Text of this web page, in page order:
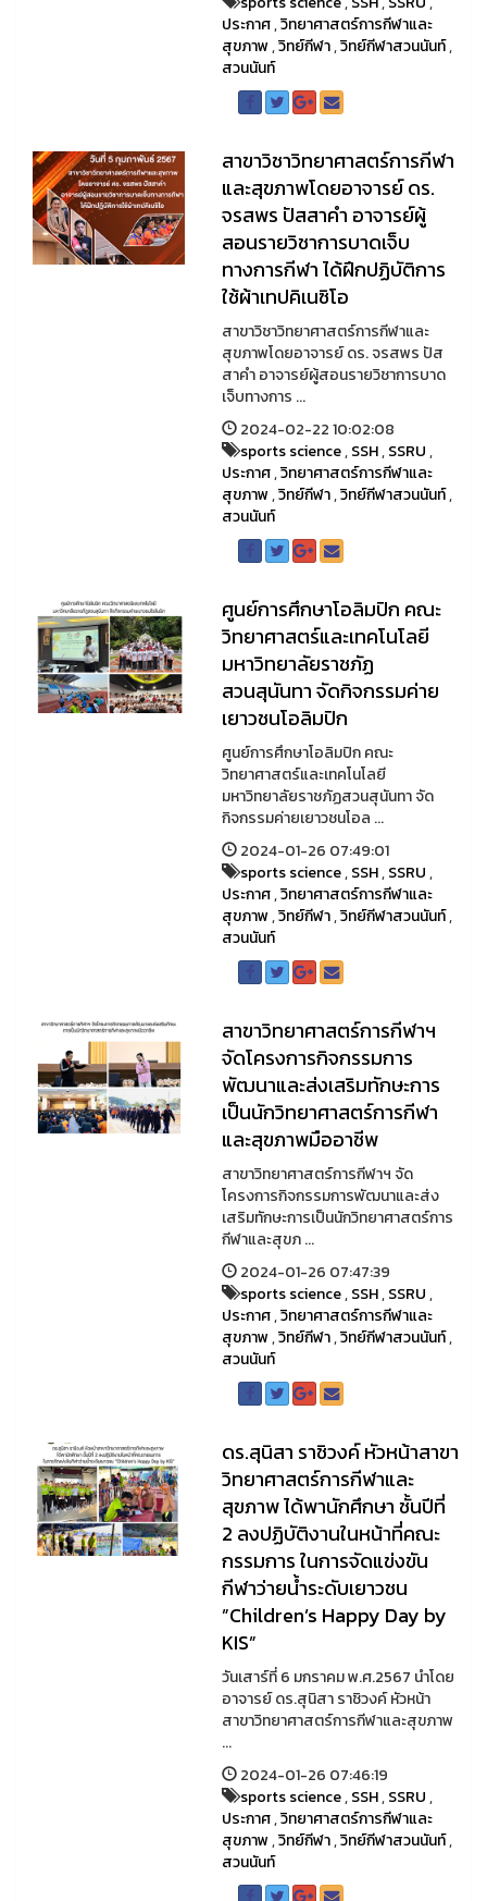
ประกาศ,วิทยาศาสตร์การกีฬาและ
สุขภาพ,วิทย์กีฬา,วิทย์กีฬาสวนนันท์,
สวนนันท์
สาขาวิชาวิทยาศาสตร์การกีฬา
และสุขภาพโดยอาจารย์ ดร.
จรสพร ปัสสาคำ อาจารย์ผู้
สอนรายวิชาการบาดเจ็บ
ทางการกีฬา ได้ฝึกปฏิบัติการ
ใช้ผ้าเทปคิเนซิโอ
สาขาวิชาวิทยาศาสตร์การกีฬาและ
สุขภาพโดยอาจารย์ ดร. จรสพร ปัส
สาคำ อาจารย์ผู้สอนรายวิชาการบาด
เจ็บทางการ ...
2024-02-22 10:02:08
sports science,SSH,SSRU,
ประกาศ,วิทยาศาสตร์การกีฬาและ
สุขภาพ,วิทย์กีฬา,วิทย์กีฬาสวนนันท์,
สวนนันท์
ศูนย์การศึกษาโอลิมปิก คณะ
วิทยาศาสตร์และเทคโนโลยี
มหาวิทยาลัยราชภัฏ
สวนสุนันทา จัดกิจกรรมค่าย
เยาวชนโอลิมปิก
ศูนย์การศึกษาโอลิมปิก คณะ
วิทยาศาสตร์และเทคโนโลยี
มหาวิทยาลัยราชภัฏสวนสุนันทา จัด
กิจกรรมค่ายเยาวชนโอล ...
2024-01-26 07:49:01
sports science,SSH,SSRU,
ประกาศ,วิทยาศาสตร์การกีฬาและ
สุขภาพ,วิทย์กีฬา,วิทย์กีฬาสวนนันท์,
สวนนันท์
สาขาวิทยาศาสตร์การกีฬาฯ
จัดโครงการกิจกรรมการ
พัฒนาและส่งเสริมทักษะการ
เป็นนักวิทยาศาสตร์การกีฬา
และสุขภาพมืออาชีพ
สาขาวิทยาศาสตร์การกีฬาฯ จัด
โครงการกิจกรรมการพัฒนาและส่ง
เสริมทักษะการเป็นนักวิทยาศาสตร์การ
กีฬาและสุขภ ...
2024-01-26 07:47:39
sports science,SSH,SSRU,
ประกาศ,วิทยาศาสตร์การกีฬาและ
สุขภาพ,วิทย์กีฬา,วิทย์กีฬาสวนนันท์,
สวนนันท์
ดร.สุนิสา ราชิวงค์ หัวหน้าสาขา
วิทยาศาสตร์การกีฬาและ
สุขภาพ ได้พานักศึกษา ชั้นปีที่
2 ลงปฏิบัติงานในหน้าที่คณะ
กรรมการ ในการจัดแข่งขัน
กีฬาว่ายน้ำระดับเยาวชน
”Children’s Happy Day by
KIS”
วันเสาร์ที่ 6 มกราคม พ.ศ.2567 นำโดย
อาจารย์ ดร.สุนิสา ราชิวงค์ หัวหน้า
สาขาวิทยาศาสตร์การกีฬาและสุขภาพ
...
2024-01-26 07:46:19
sports science,SSH,SSRU,
ประกาศ,วิทยาศาสตร์การกีฬาและ
สุขภาพ,วิทย์กีฬา,วิทย์กีฬาสวนนันท์,
สวนนันท์